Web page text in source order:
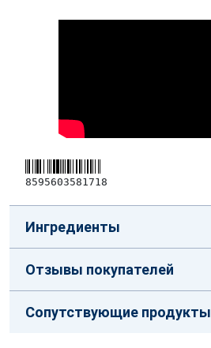
8595603581718
Ингредиенты
Отзывы покупателей
Сопутствующие продукты